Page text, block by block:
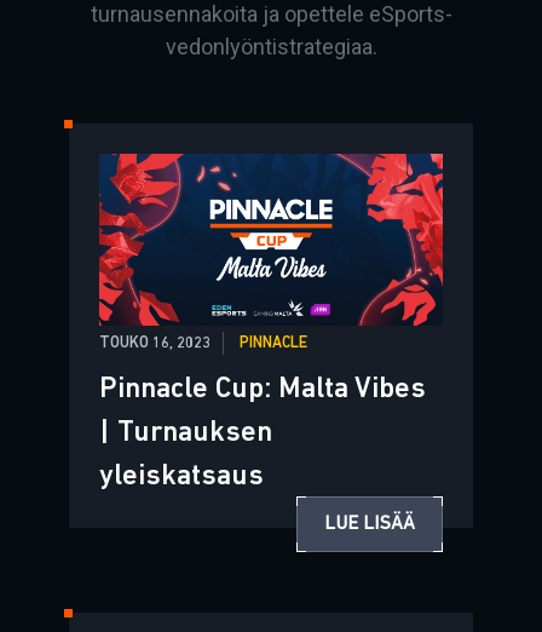
turnausennakoita ja opettele eSports-
vedonlyöntistrategiaa.
TOUKO 16, 2023 PINNACLE
Pinnacle Cup: Malta Vibes
| Turnauksen
yleiskatsaus
LUE LISÄÄ